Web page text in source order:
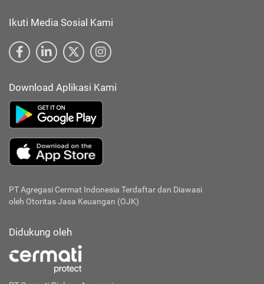
Ikuti Media Sosial Kami
Download Aplikasi Kami
PT Agregasi Cermat Indonesia Terdaftar dan Diawasi
oleh Otoritas Jasa Keuangan (OJK)
Didukung oleh